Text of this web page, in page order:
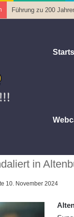
Führung zu 200
in
10. November 2024